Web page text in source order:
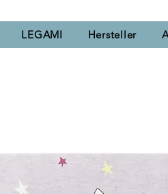
LEGAMI Hersteller